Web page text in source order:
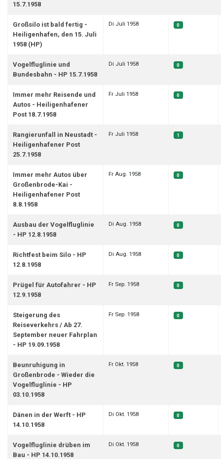
15.7.1958
Großsilo ist bald fertig -
Heiligenhafen, den 15. Juli
1958 (HP)
Di Juli 1958 0
Vogelfluglinie und
Bundesbahn - HP 15.7.1958
Di Juli 1958 0
Immer mehr Reisende und
Autos - Heiligenhafener
Post 18.7.1958
Fr Juli 1958 0
Rangierunfall in Neustadt -
Heiligenhafener Post
25.7.1958
Fr Juli 1958 1
Immer mehr Autos über
Großenbrode-Kai -
Heiligenhafener Post
8.8.1958
Fr Aug. 1958 0
Ausbau der Vogelfluglinie
- HP 12.8.1958
Di Aug. 1958 0
Richtfest beim Silo - HP
12.8.1958
Di Aug. 1958 0
Prügel für Autofahrer - HP
12.9.1958
Fr Sep. 1958 0
Steigerung des
Reiseverkehrs / Ab 27.
September neuer Fahrplan
- HP 19.09.1958
Fr Sep. 1958 0
Beunruhigung in
Großenbrode - Wieder die
Vogelfluglinie - HP
03.10.1958
Fr Okt. 1958 0
Dänen in der Werft - HP
14.10.1958
Di Okt. 1958 0
Vogelfluglinie drüben im
Bau - HP 14.10.1958
Di Okt. 1958 0